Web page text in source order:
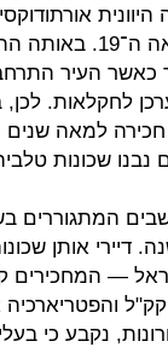
היוונית
ראשית המאה
כאשר העיר
חכירה למאה
נבנו שכונות
המתגוררים
דיירי אותן
—
נקבע כי